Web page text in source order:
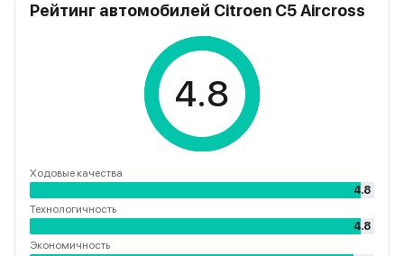
Рейтинг автомобилей Citroen C5 Aircross
4.8
Ходовые качества
4.8
Технологичность
4.8
Экономичность